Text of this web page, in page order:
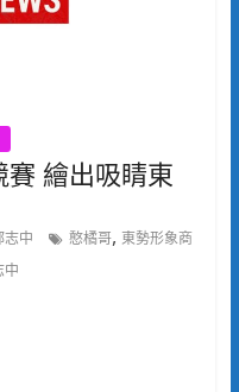
繪出吸睛東
志中 憨橘哥, 東勢形象商
中